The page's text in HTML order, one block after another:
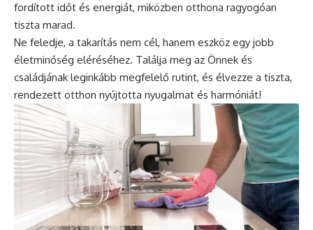
fordított időt és energiát, miközben otthona ragyogóan
tiszta marad.
Ne feledje, a takarítás nem cél, hanem eszköz egy jobb
életminőség eléréséhez. Találja meg az Önnek és
családjának leginkább megfelelő rutint, és élvezze a tiszta,
rendezett otthon nyújtotta nyugalmat és harmóniát!